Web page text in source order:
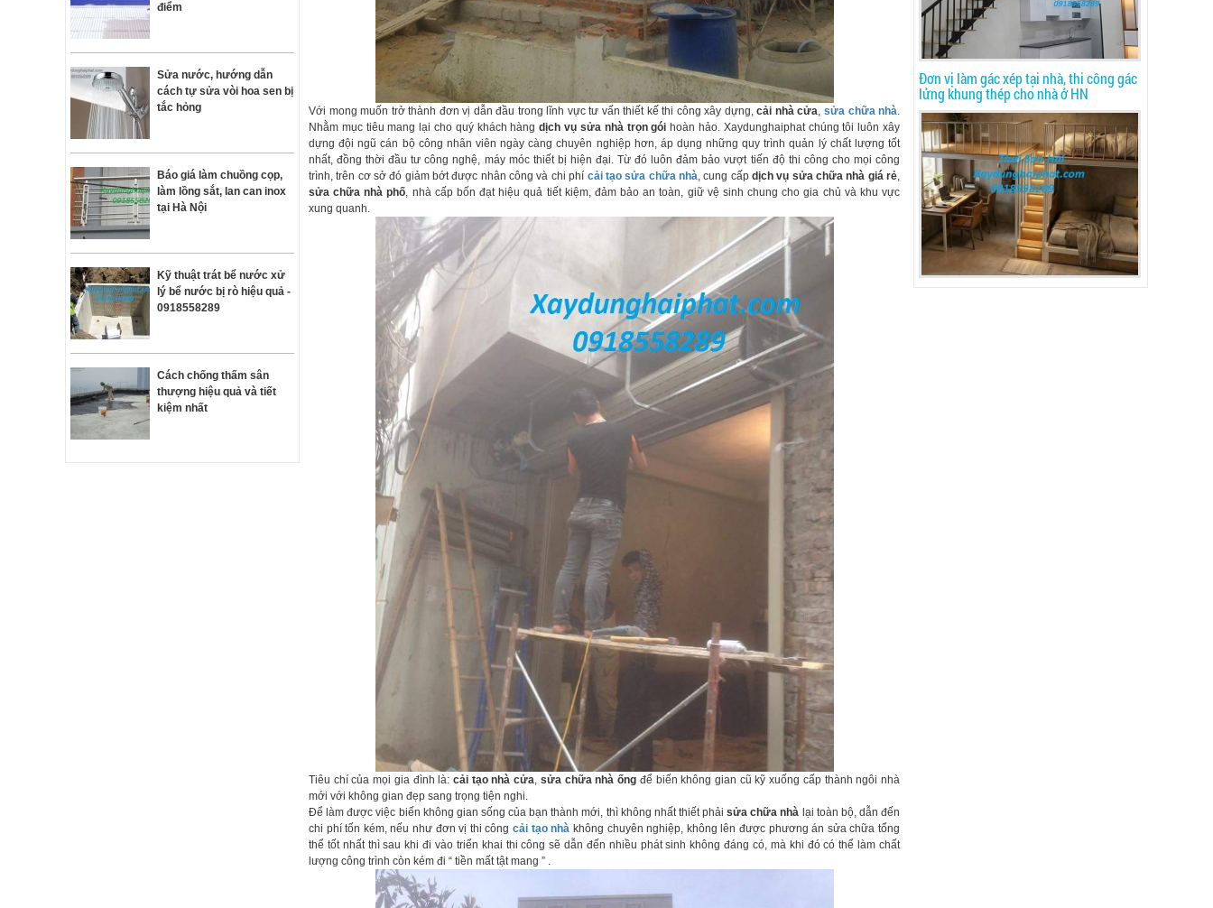
điểm
Sửa nước, hướng dẫn
cách tự sửa vòi hoa sen bị
tắc hỏng
Báo giá làm chuồng cọp,
làm lồng sắt, lan can inox
tại Hà Nội
Kỹ thuật trát bể nước xử
lý bể nước bị rò hiệu quả -
0918558289
Cách chống thấm sân
thượng hiệu quả và tiết
kiệm nhất
Với mong muốn trở thành đơn vị dẫn đầu trong lĩnh vực tư vấn thiết kế thi công xây dựng,cải nhà cửa, sửa chữa nhà.
Nhằm mục tiêu mang lại cho quý khách hàngdịch vụ sửa nhà trọn gói hoàn hảo. Xaydunghaiphat chúng tôi luôn xây
dựng đội ngũ cán bộ công nhân viên ngày càng chuyên nghiệp hơn, áp dụng những quy trình quản lý chất lượng tốt
nhất, đồng thời đầu tư công nghệ, máy móc thiết bị hiện đại. Từ đó luôn đảm bảo vượt tiến độ thi công cho mọi công
trình, trên cơ sở đó giảm bớt được nhân công và chi phí cải tạo sửa chữa nhà, cung cấp dịch vụ sửa chữa nhà giá rẻ,
sửa chữa nhà phố, nhà cấp bốn đạt hiệu quả tiết kiệm, đảm bảo an toàn, giữ vệ sinh chung cho gia chủ và khu vực
xung quanh.
Tiêu chí của mọi gia đình là:cải tạo nhà cửa, sửa chữa nhà ống để biến không gian cũ kỹ xuống cấp thành ngôi nhà
mới với không gian đẹp sang trọng tiện nghi.
Để làm được việc biến không gian sống của bạn thành mới, thì không nhất thiết phảisửa chữa nhà lại toàn bộ, dẫn đến
chi phí tốn kém, nếu như đơn vị thi côngcải tạo nhà không chuyên nghiệp, không lên được phương án sửa chữa tổng
thể tốt nhất thì sau khi đi vào triển khai thi công sẽ dẫn đến nhiều phát sinh không đáng có, mà khi đó có thể làm chất
lượng công trình còn kém đi “ tiền mất tật mang ” .
Đơn vị làm gác xép tại nhà, thi công gác
lửng khung thép cho nhà ở HN